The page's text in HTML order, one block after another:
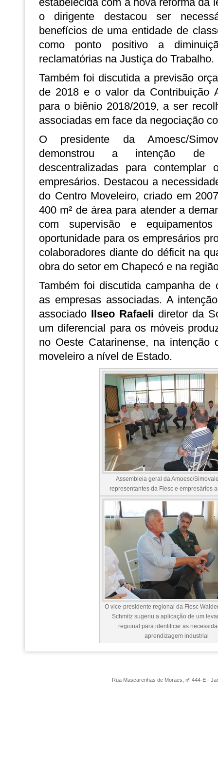
o dirigente destacou ser
benefícios de uma entidade de
como ponto positivo a
reclamatórias na Justiça do Trabalho.
Também foi discutida a previsão
de 2018 e o valor da Contribuição
para o biênio 2018/2019, a ser
associadas em face da negociação
O presidente da Amoesc/
demonstrou a intenção de
descentralizadas para
empresários. Destacou a
do Centro Moveleiro, criado em
400 m² de área para atender a
com supervisão e
oportunidade para os empresários
colaboradores diante do déficit na
obra do setor em Chapecó e na
Também foi discutida campanha de
as empresas associadas. A
associado Ilseo Rafaeli diretor da
um diferencial para os móveis
no Oeste Catarinense, na intenção
moveleiro a nível de Estado.
Assembleia geral da Amoesc/
representantes da Fiesc e empresários
O vice-presidente regional da Fiesc
Schmitz sugeriu a aplicação de um
regional para identificar as
aprendizagem industrial
Rua Mascarenhas de Moraes, nº 444-E -